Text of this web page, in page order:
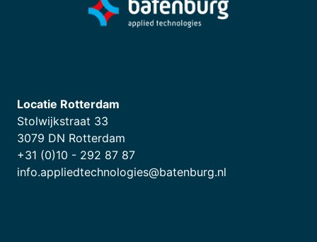
Locatie Rotterdam
Stolwijkstraat 33
3079 DN Rotterdam
+31 (0)10 - 292 87 87
info.appliedtechnologies@batenburg.nl